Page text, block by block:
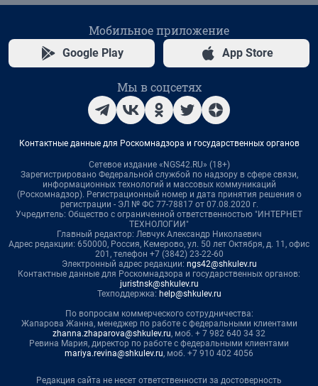
Мобильное приложение
Google Play App Store
Мы в соцсетях
Контактные данные для Роскомнадзора и государственных органов
Сетевое издание «NGS42.RU» (18+)
Зарегистрировано Федеральной службой по надзору в сфере связи,
информационных технологий и массовых коммуникаций
(Роскомнадзор). Регистрационный номер и дата принятия решения о
регистрации - ЭЛ № ФС 77-78817 от 07.08.2020 г.
Учредитель: Общество с ограниченной ответственностью "ИНТЕРНЕТ
ТЕХНОЛОГИИ"
Главный редактор: Левчук Александр Николаевич
Адрес редакции: 650000, Россия, Кемерово, ул. 50 лет Октября, д. 11, офис
201, телефон +7 (3842) 23-22-60
Электронный адрес редакции: ngs42@shkulev.ru
Контактные данные для Роскомнадзора и государственных органов:
juristnsk@shkulev.ru
Техподдержка: help@shkulev.ru
По вопросам коммерческого сотрудничества:
Жапарова Жанна, менеджер по работе с федеральными клиентами
zhanna.zhaparova@shkulev.ru, моб. + 7 982 640 34 32
Ревина Мария, директор по работе с федеральными клиентами
mariya.revina@shkulev.ru, моб. +7 910 402 4056
Редакция сайта не несет ответственности за достоверность